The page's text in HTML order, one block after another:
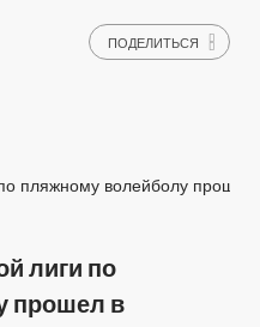
ПОДЕЛИТЬСЯ
лиги по
прошел в